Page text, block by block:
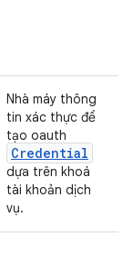
Nhà máy thông
tin xác thực để
tạo oauth
Credential
dựa trên khoá
tài khoản dịch
vụ.